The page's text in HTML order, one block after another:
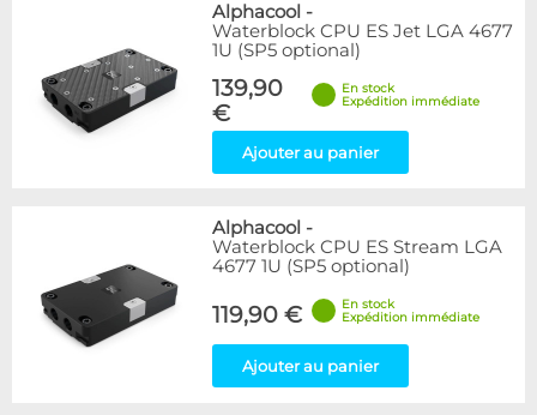
Alphacool -
Waterblock CPU ES Jet LGA 4677
1U (SP5 optional)
139,90
€
En stock
Expédition immédiate
Ajouter au panier
Alphacool -
Waterblock CPU ES Stream LGA
4677 1U (SP5 optional)
119,90 €
En stock
Expédition immédiate
Ajouter au panier